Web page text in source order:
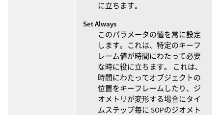
に立ちます。
Set Always
このパラメータの値を常に設定
します。これは、特定のキーフ
レーム値が時間にわたって必要
な時に役に立ちます。 これは、
時間にわたってオブジェクトの
位置をキーフレームしたり、ジ
オメトリが変形する場合にタイ
ムステップ毎に SOPのジオメト